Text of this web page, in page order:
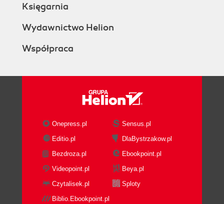
Księgarnia
Wydawnictwo Helion
Współpraca
Onepress.pl
Sensus.pl
Editio.pl
DlaBystrzakow.pl
Bezdroza.pl
Ebookpoint.pl
Videopoint.pl
Beya.pl
Czytalisek.pl
Sploty
Biblio.Ebookpoint.pl